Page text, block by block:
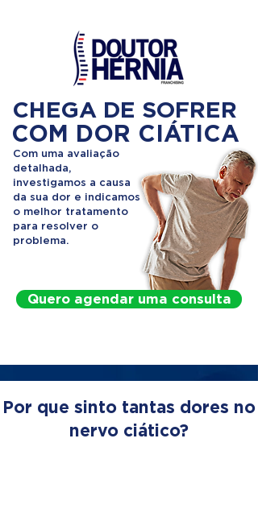
CHEGA DE SOFRER
COM DOR CIÁTICA
Com uma avaliação
detalhada,
investigamos a causa
da sua dor e indicamos
o melhor tratamento
para resolver o
problema.
Quero agendar uma consulta
Por que sinto tantas dores no
nervo ciático?